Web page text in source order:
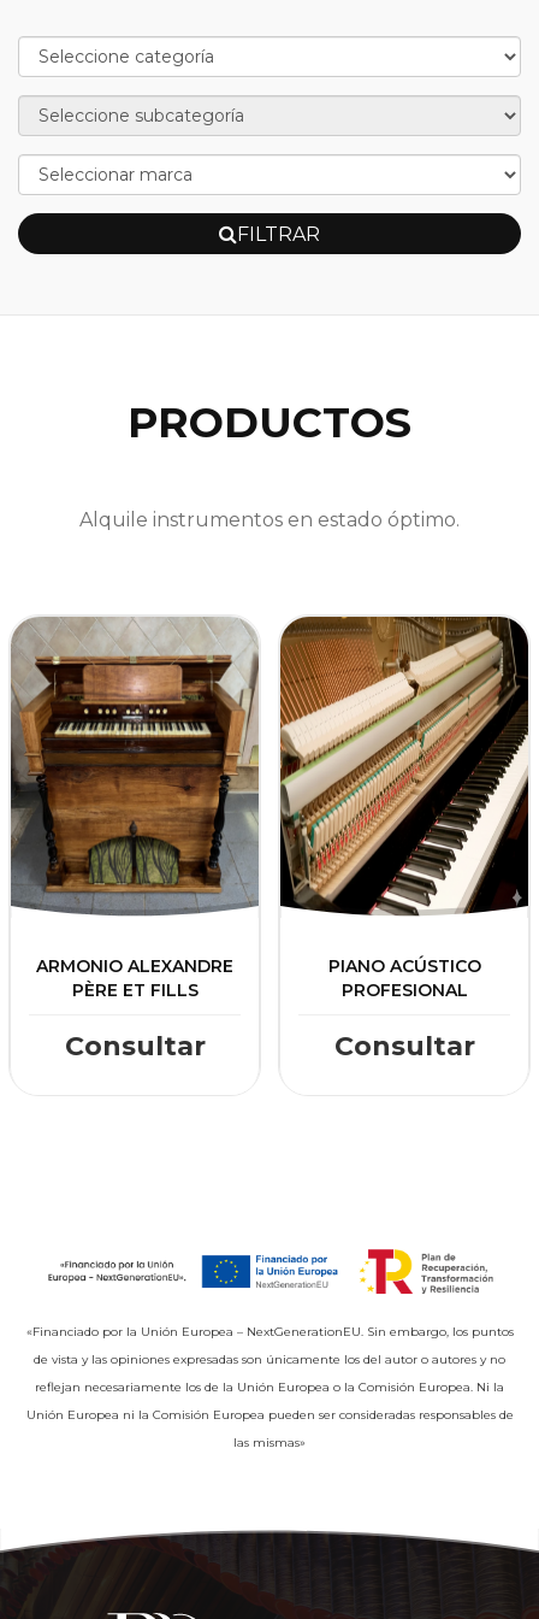
FILTRAR
PRODUCTOS
Alquile instrumentos en estado óptimo.
ARMONIO ALEXANDRE
PÈRE ET FILLS
Consultar
PIANO ACÚSTICO
PROFESIONAL
Consultar
«Financiado por la Unión Europea – NextGenerationEU. Sin embargo, los puntos
de vista y las opiniones expresadas son únicamente los del autor o autores y no
reflejan necesariamente los de la Unión Europea o la Comisión Europea. Ni la
Unión Europea ni la Comisión Europea pueden ser consideradas responsables de
las mismas»